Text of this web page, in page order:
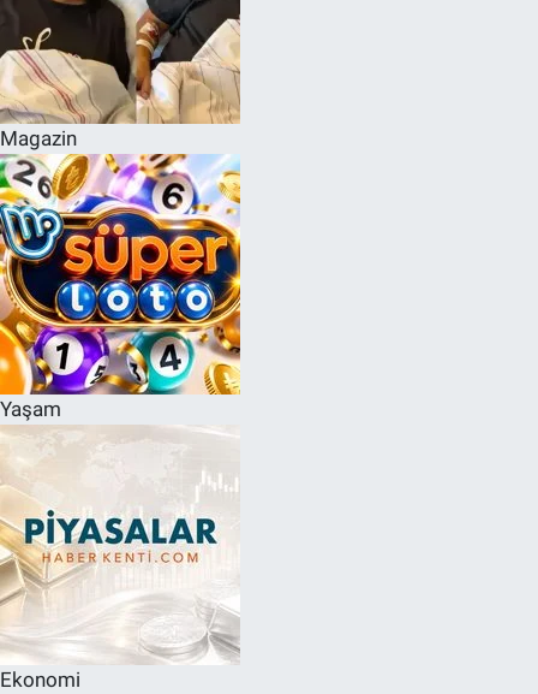
Magazin
Yaşam
Ekonomi